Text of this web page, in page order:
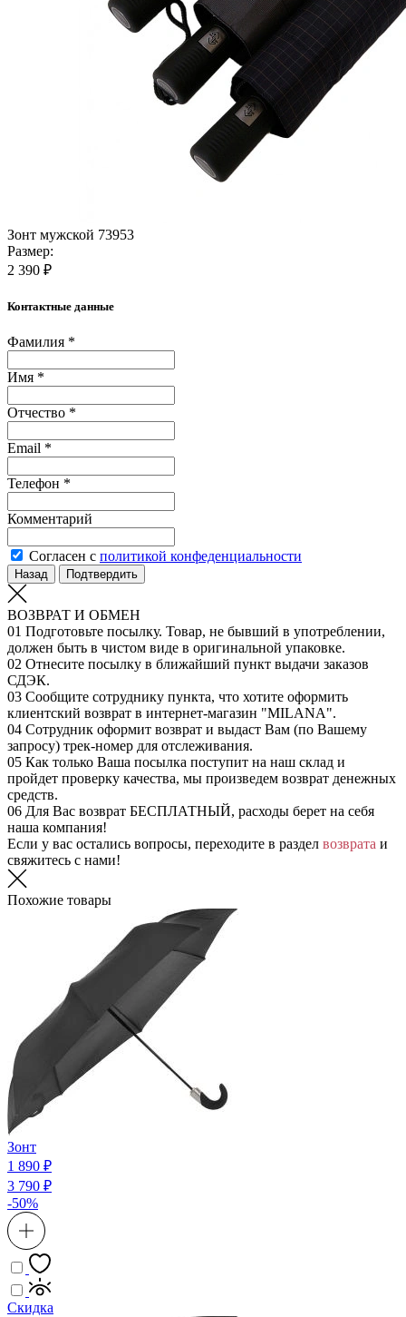
Зонт мужской 73953
Размер:
2 390 ₽
Контактные данные
Фамилия *
Имя *
Отчество *
Email *
Телефон *
Комментарий
Согласен с политикой конфеденциальности
Назад Подтвердить
ВОЗВРАТ И ОБМЕН
01 Подготовьте посылку. Товар, не бывший в употреблении,
должен быть в чистом виде в оригинальной упаковке.
02 Отнесите посылку в ближайший пункт выдачи заказов
СДЭК.
03 Сообщите сотруднику пункта, что хотите оформить
клиентский возврат в интернет-магазин "MILANA".
04 Сотрудник оформит возврат и выдаст Вам (по Вашему
запросу) трек-номер для отслеживания.
05 Как только Ваша посылка поступит на наш склад и
пройдет проверку качества, мы произведем возврат денежных
средств.
06 Для Вас возврат БЕСПЛАТНЫЙ, расходы берет на себя
наша компания!
Если у вас остались вопросы, переходите в раздел возврата и
свяжитесь с нами!
Похожие товары
Зонт
1 890 ₽
3 790 ₽
-50%
Скидка